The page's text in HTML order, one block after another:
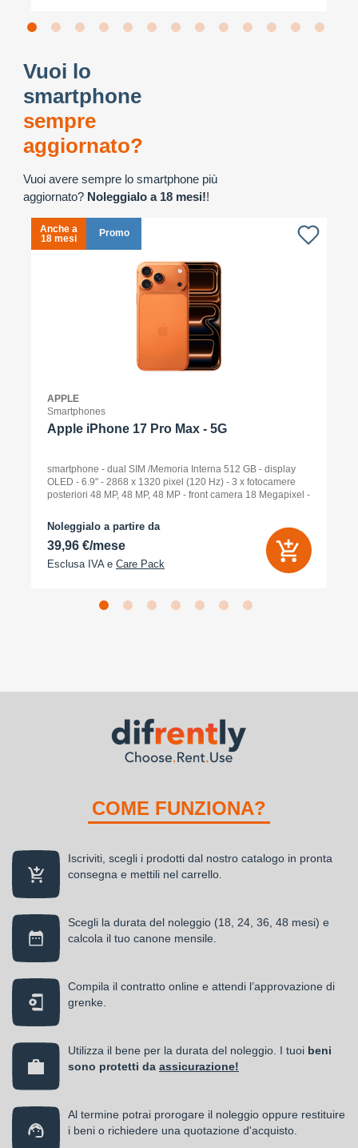
Vuoi lo
smartphone
sempre
aggiornato?
Vuoi avere sempre lo smartphone più
aggiornato? Noleggialo a 18 mesi!!
Anche a
18 mesi
Promo
APPLE
Smartphones
Apple iPhone 17 Pro Max - 5G
smartphone - dual SIM /Memoria Interna 512 GB - display
OLED - 6.9" - 2868 x 1320 pixel (120 Hz) - 3 x fotocamere
posteriori 48 MP, 48 MP, 48 MP - front camera 18 Megapixel -
Noleggialo a partire da
39,96 €/mese
Esclusa IVA e Care Pack
COME FUNZIONA?
Iscriviti, scegli i prodotti dal nostro catalogo in pronta
consegna e mettili nel carrello.
Scegli la durata del noleggio (18, 24, 36, 48 mesi) e
calcola il tuo canone mensile.
Compila il contratto online e attendi l’approvazione di
grenke.
Utilizza il bene per la durata del noleggio. I tuoi beni
sono protetti da assicurazione!
Al termine potrai prorogare il noleggio oppure restituire
i beni o richiedere una quotazione d'acquisto.